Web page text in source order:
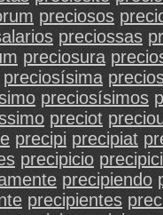
preciosos
preciossas
preciosura
preciosísima
preciosísimos
preciot
precipi precipiat
precipicio
precipiendo
precipientes